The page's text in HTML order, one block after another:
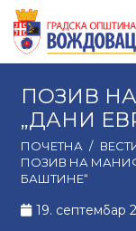
ПОЗИВ
„ДАНИ
ПОЧЕТНА /
ПОЗИВ НА
БАШТИНЕ“
19. септембар